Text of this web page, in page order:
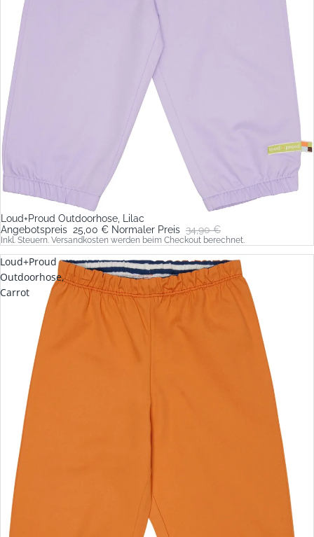
Sale
Loud+Proud Outdoorhose, Lilac
Angebotspreis 25,00 € Normaler Preis 34,90 €
Inkl. Steuern. Versandkosten werden beim Checkout berechnet.
Loud+Proud
Outdoorhose,
Carrot